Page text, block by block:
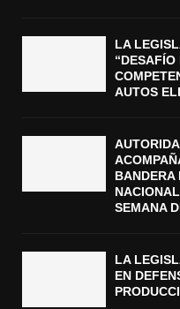
LA
“DESAFÍO
AUTOS
BANDERA
SEMANA
LA
EN